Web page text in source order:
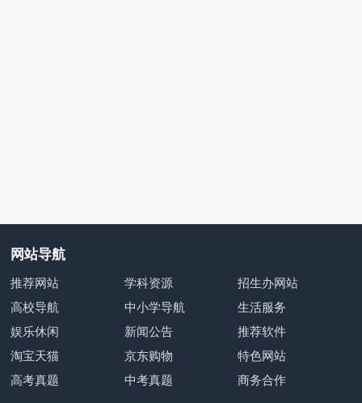
网站导航
推荐网站 学科资源
招生办网站
高校导航
中小学导航
生活服务
娱乐休闲
新闻公告
推荐软件
淘宝天猫
京东购物
特色网站
高考真题
中考真题 商务合作